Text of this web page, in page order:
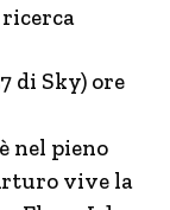
di Sky) ore
nel pieno
vive la